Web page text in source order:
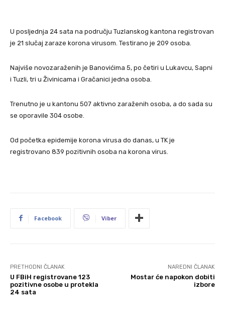
U posljednja 24 sata na području Tuzlanskog kantona registrovan
je 21 slučaj zaraze korona virusom. Testirano je 209 osoba.
Najviše novozaraženih je Banovićima 5, po četiri u Lukavcu, Sapni
i Tuzli, tri u Živinicama i Gračanici jedna osoba.
Trenutno je u kantonu 507 aktivno zaraženih osoba, a do sada su
se oporavile 304 osobe.
Od početka epidemije korona virusa do danas, u TK je
registrovano 839 pozitivnih osoba na korona virus.
Facebook Viber
PRETHODNI ČLANAK
U FBiH registrovane 123
pozitivne osobe u protekla
24 sata
NAREDNI ČLANAK
Mostar će napokon dobiti
izbore